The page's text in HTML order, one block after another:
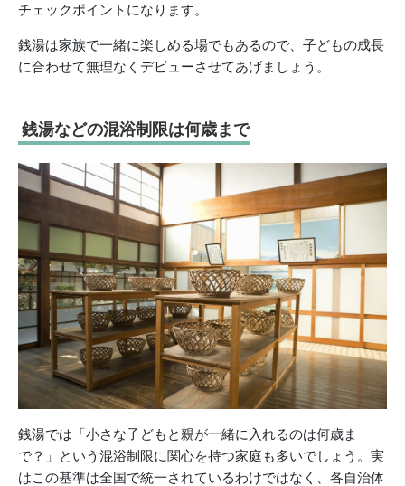
チェックポイントになります。
銭湯は家族で一緒に楽しめる場でもあるので、子どもの成長
に合わせて無理なくデビューさせてあげましょう。
銭湯などの混浴制限は何歳まで
銭湯では「小さな子どもと親が一緒に入れるのは何歳ま
で？」という混浴制限に関心を持つ家庭も多いでしょう。実
はこの基準は全国で統一されているわけではなく、各自治体